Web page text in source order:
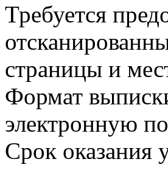
Требуется
страницы и
Формат
электронную
Срок оказания